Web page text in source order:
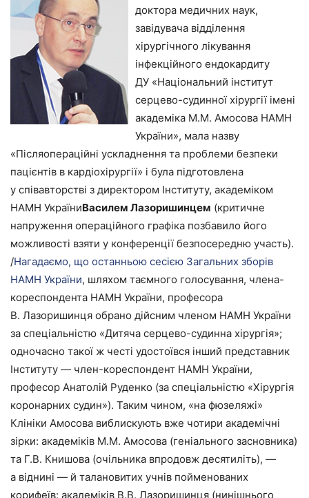
доктора медичних наук,
завідувача відділення
хірургічного лікування
інфекційного ендокардиту
ДУ «Національний інститут
серцево-судинної хірургії імені
академіка М.М. Амосова НАМН
України», мала назву
«Післяопераційні ускладнення та проблеми безпеки
пацієнтів в кардіохірургії» і була підготовлена
у співавторстві з директором Інституту, академіком
НАМН УкраїниВасилем Лазоришинцем (критичне
напруження операційного графіка позбавило його
можливості взяти у конференції безпосередню участь).
/Нагадаємо, що останньою сесією Загальних зборів
НАМН України, шляхом таємного голосування, члена-
кореспондента НАМН України, професора
В. Лазоришинця обрано дійсним членом НАМН України
за спеціальністю «Дитяча серцево-судинна хірургія»;
одночасно такої ж честі удостоївся інший представник
Інституту — член-кореспондент НАМН України,
професор Анатолій Руденко (за спеціальністю «Хірургія
коронарних судин»). Таким чином, «на фюзеляжі»
Клініки Амосова виблискують вже чотири академічні
зірки: академіків М.М. Амосова (геніального засновника)
та Г.В. Книшова (очільника впродовж десятиліть), —
а віднині — й талановитих учнів пойменованих
корифеїв: академіків В.В. Лазоришинця (нинішнього